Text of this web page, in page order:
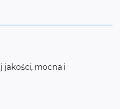
jakości, mocna i